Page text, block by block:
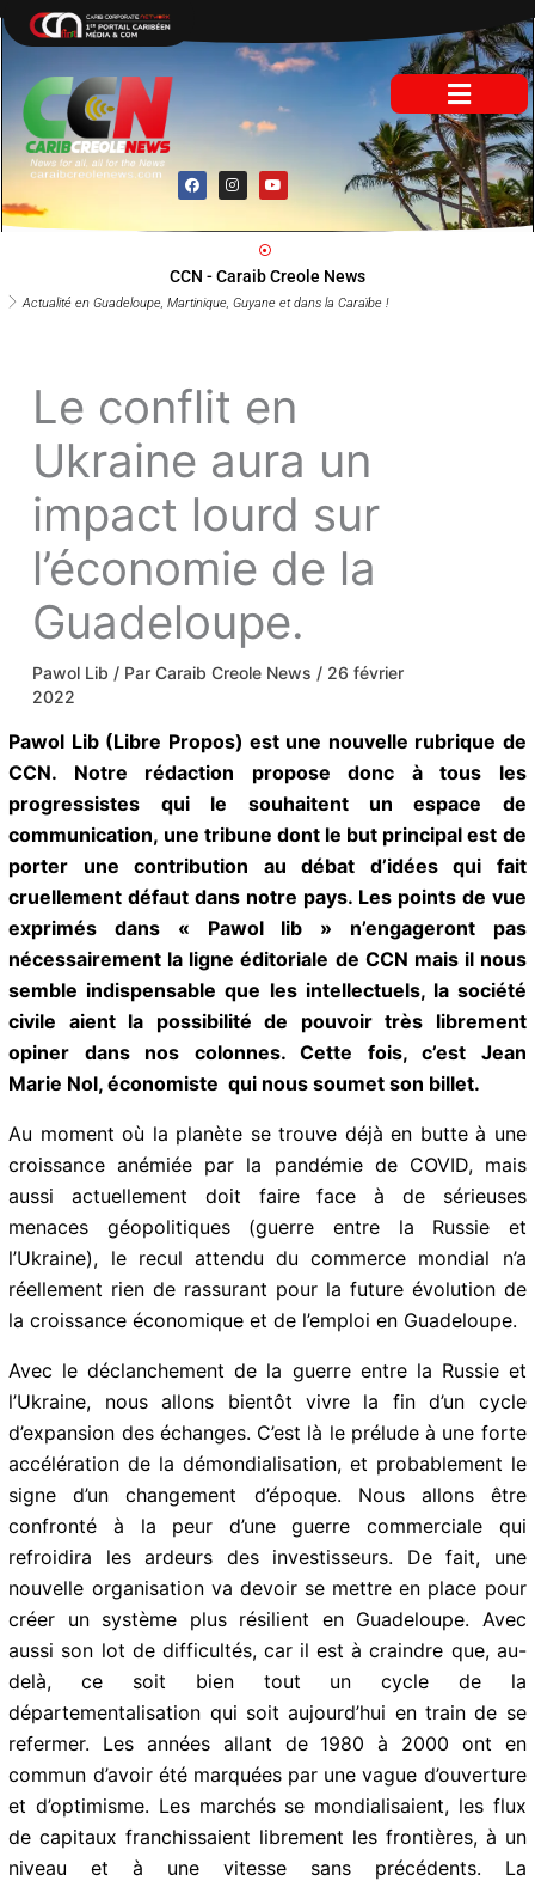
au
F
a
c
b
k
I
n
s
a
a
Y
o
u
u
b
Actualité en Guadeloupe, Martinique, Guyane et dans la Caraïbe !
CCN - Caraib Creole News
Le conflit en
Ukraine aura un
impact lourd sur
l’économie de la
Guadeloupe.
Pawol Lib / ParCaraib Creole News / 26 février
2022
Pawol Lib (Libre Propos) est une nouvelle rubrique
de CCN. Notre rédaction propose donc à tous les
progressistes qui le souhaitent un espace de
communication, une tribune dont le but principal est
de porter une contribution au débat d’idées qui fait
cruellement défaut dans notre pays. Les points de
vue exprimés dans « Pawol Iib » n’engageront pas
nécessairement la ligne éditoriale de CCN mais il
nous semble indispensable que les intellectuels, la
société civile aient la possibilité de pouvoir très
librement opiner dans nos colonnes. Cette fois, c’est
Jean Marie Nol, économiste qui nous soumet son
Au moment où la planète se trouve déjà en butte à une
croissance anémiée par la pandémie de COVID, mais
aussi actuellement doit faire face à de sérieuses
menaces géopolitiques (guerre entre la Russie et
l’Ukraine), le recul attendu du commerce mondial n’a
réellement rien de rassurant pour la future évolution de
Guadeloupe.
Avec le déclanchement de la guerre entre la Russie et
l’Ukraine, nous allons bientôt vivre la fin d’un cycle
d’expansion des échanges. C’est là le prélude à une
forte accélération de la démondialisation,
et probablement le signe d’un changement
d’époque. Nous allons être confronté à la peur d’une
guerre commerciale qui refroidira les ardeurs des
investisseurs. De fait, une nouvelle organisation va
devoir se mettre en place pour créer un système plus
résilient en Guadeloupe. Avec aussi son lot de
difficultés, car il est à craindre que, au-delà, ce soit
bien tout un cycle de la départementalisation qui soit
aujourd’hui en train de se refermer. Les années allant
de 1980 à 2000 ont en commun d’avoir été marquées
par une vague d’ouverture et d’optimisme. Les